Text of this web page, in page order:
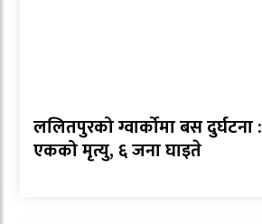
ललितपुरको ग्वार्कोमा बस दुर्घटना :
एकको मृत्यु, ६ जना घाइते